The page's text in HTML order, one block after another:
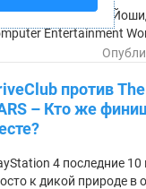
от Шухеи
Entertainment
против
– Кто же
4 последние
к дикой природе в